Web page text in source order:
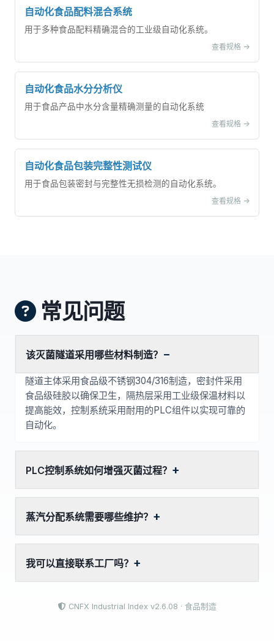
自动化食品配料混合系统
用于多种食品配料精确混合的工业级自动化系统。
查看规格 ->
自动化食品水分分析仪
用于食品产品中水分含量精确测量的自动化系统
查看规格 ->
自动化食品包装完整性测试仪
用于食品包装密封与完整性无损检测的自动化系统。
查看规格 ->
常见问题
该灭菌隧道采用哪些材料制造？
隧道主体采用食品级不锈钢304/316制造，密封件采用
食品级硅胶以确保卫生，隔热层采用工业级保温材料以
提高能效，控制系统采用耐用的PLC组件以实现可靠的
自动化。
PLC控制系统如何增强灭菌过程？
蒸汽分配系统需要哪些维护？
我可以直接联系工厂吗？
CNFX Industrial Index v2.6.08 · 食品制造